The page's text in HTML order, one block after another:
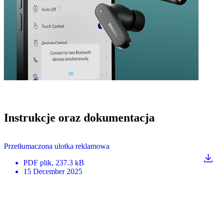
Instrukcje oraz dokumentacja
Przetłumaczona ulotka reklamowa
PDF plik, 237.3 kB
15 December 2025